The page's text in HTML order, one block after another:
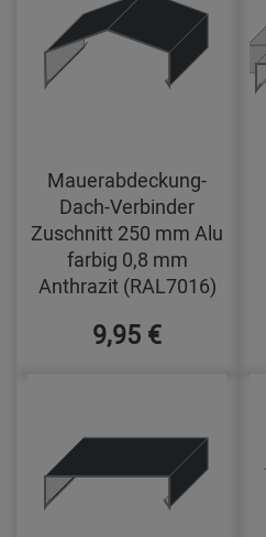
Mauerabdeckung-
Dach-Verbinder
Zuschnitt 250 mm Alu
farbig 0,8 mm
Anthrazit (RAL7016)
9,95 €